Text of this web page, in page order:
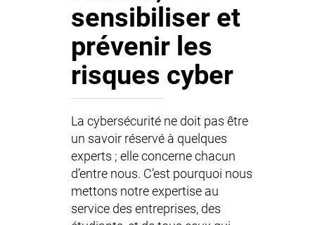
sensibiliser et
prévenir les
risques cyber
La cybersécurité ne doit pas être
un savoir réservé à quelques
experts ; elle concerne chacun
d’entre nous. C’est pourquoi nous
mettons notre expertise au
service des entreprises, des